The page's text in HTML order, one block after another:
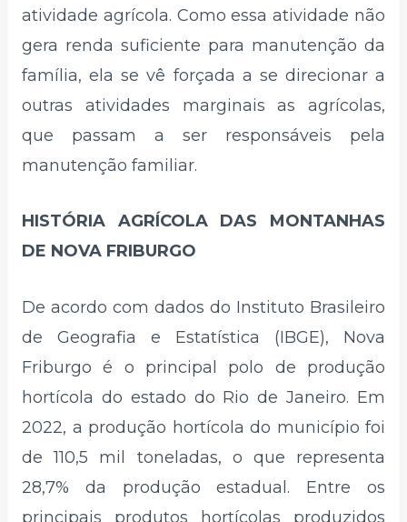
atividade agrícola. Como essa atividade não
gera renda suficiente para manutenção da
família, ela se vê forçada a se direcionar a
outras atividades marginais as agrícolas,
que passam a ser responsáveis pela
manutenção familiar.
HISTÓRIA AGRÍCOLA DAS MONTANHAS
DE NOVA FRIBURGO
De acordo com dados do Instituto Brasileiro
de Geografia e Estatística (IBGE), Nova
Friburgo é o principal polo de produção
hortícola do estado do Rio de Janeiro. Em
2022, a produção hortícola do município foi
de 110,5 mil toneladas, o que representa
28,7% da produção estadual. Entre os
principais produtos hortícolas produzidos